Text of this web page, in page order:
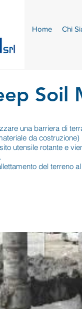
Home Chi
Soil
una barriera di
da
utensile rotante e
del terreno